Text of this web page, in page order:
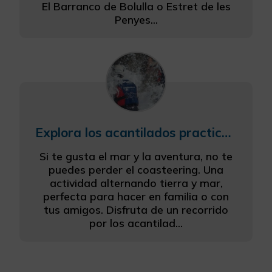
El Barranco de Bolulla o Estret de les
Penyes...
Explora los acantilados practicando coasteering
Si te gusta el mar y la aventura, no te
puedes perder el coasteering. Una
actividad alternando tierra y mar,
perfecta para hacer en familia o con
tus amigos. Disfruta de un recorrido
por los acantilad...